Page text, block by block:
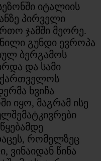
იტალიის
პირველი
ჯამში მეორე.
გუნდი ევროპა
ბერგამოს
და სამი
ხვიჩა
იყო, მაგრამ ისე
რომელზეც
ვინაიდან წინა